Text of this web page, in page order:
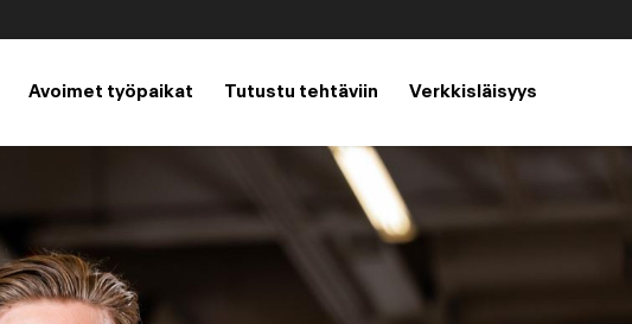
Avoimet työpaikat Tutustu tehtäviin Verkkisläisyys